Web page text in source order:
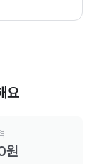
요
원